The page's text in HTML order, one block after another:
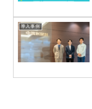
導入事例